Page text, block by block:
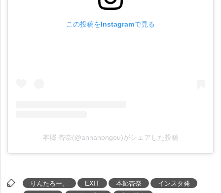
この投稿をInstagramで見る
本郷 杏奈(@annahongou)がシェアした投稿
りんたろー。 EXIT 本郷杏奈
インスタ発